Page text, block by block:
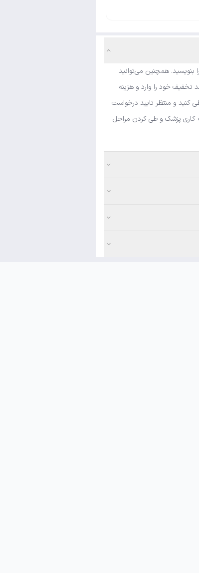
بنویسید. همچنین می‌توانید
تخفیف خود را وارد و هزینه
کنید و منتظر تایید درخواست
کاری پزشک و طی کردن مراحل